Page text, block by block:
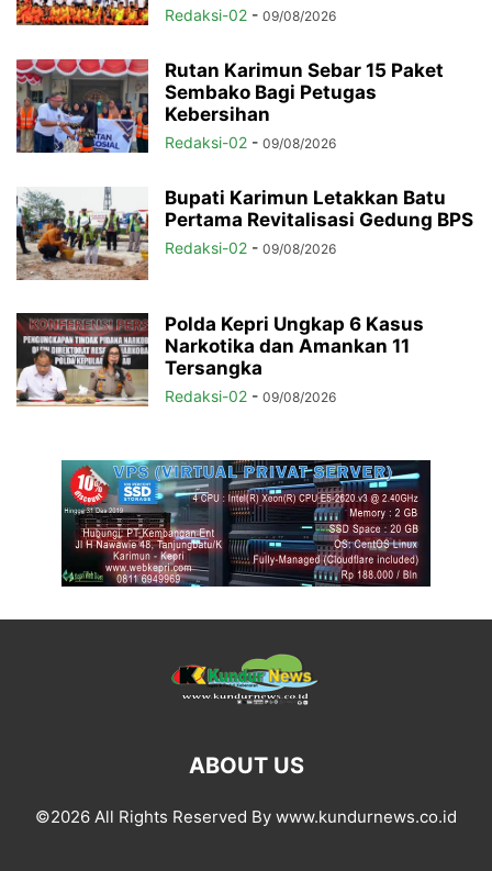
Redaksi-02 - 09/08/2026
Rutan Karimun Sebar 15 Paket
Sembako Bagi Petugas
Kebersihan
Redaksi-02 - 09/08/2026
Bupati Karimun Letakkan Batu
Pertama Revitalisasi Gedung BPS
Redaksi-02 - 09/08/2026
Polda Kepri Ungkap 6 Kasus
Narkotika dan Amankan 11
Tersangka
Redaksi-02 - 09/08/2026
ABOUT US
©2026 All Rights Reserved By www.kundurnews.co.id